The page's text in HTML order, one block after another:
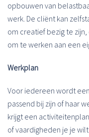
opbouwen van
werk. De cliënt kan
om creatief bezig te
om te werken aan een
Werkplan
Voor iedereen wordt
passend bij zijn of haar
krijgt een
of vaardigheden je je